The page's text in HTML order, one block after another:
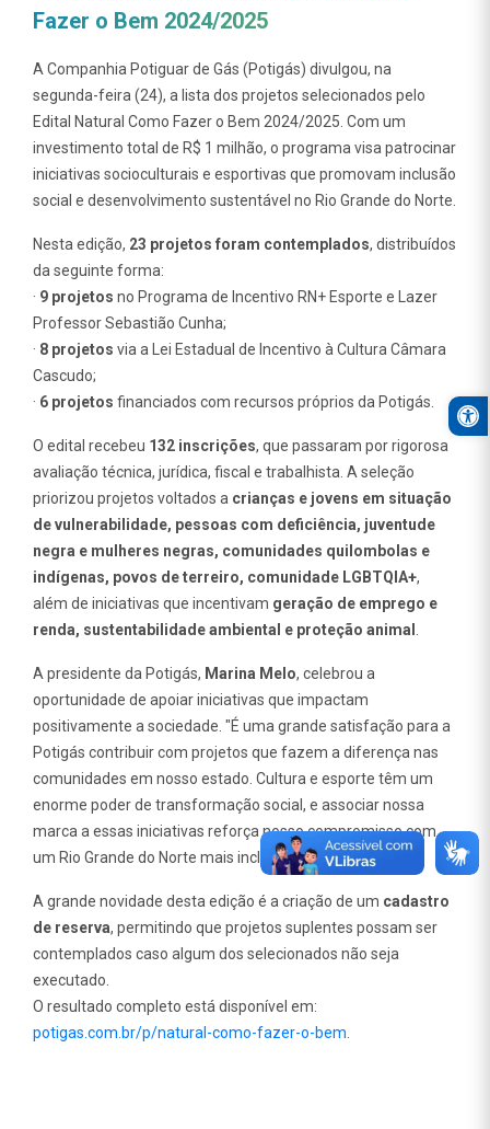
Fazer o Bem 2024/2025
A Companhia Potiguar de Gás (Potigás) divulgou, na
segunda-feira (24), a lista dos projetos selecionados pelo
Edital Natural Como Fazer o Bem 2024/2025. Com um
investimento total de R$ 1 milhão, o programa visa patrocinar
iniciativas socioculturais e esportivas que promovam inclusão
social e desenvolvimento sustentável no Rio Grande do Norte.
Nesta edição, 23 projetos foram contemplados, distribuídos
da seguinte forma:
· 9 projetos no Programa de Incentivo RN+ Esporte e Lazer
Professor Sebastião Cunha;
· 8 projetos via a Lei Estadual de Incentivo à Cultura Câmara
Cascudo;
· 6 projetos financiados com recursos próprios da Potigás.
O edital recebeu 132 inscrições, que passaram por rigorosa
avaliação técnica, jurídica, fiscal e trabalhista. A seleção
priorizou projetos voltados a crianças e jovens em situação
de vulnerabilidade, pessoas com deficiência, juventude
negra e mulheres negras, comunidades quilombolas e
indígenas, povos de terreiro, comunidade LGBTQIA+,
além de iniciativas que incentivam geração de emprego e
renda, sustentabilidade ambiental e proteção animal
A presidente da Potigás, Marina Melo, celebrou a
oportunidade de apoiar iniciativas que impactam
positivamente a sociedade. "É uma grande satisfação para a
Potigás contribuir com projetos que fazem a diferença nas
comunidades em nosso estado. Cultura e esporte têm um
enorme poder de transformação social, e associar nossa
marca a essas iniciativas reforça nosso compromisso com
um Rio Grande do Norte mais inclusivo e sustentável."
A grande novidade desta edição é a criação de um cadastro
de reserva, permitindo que projetos suplentes possam ser
contemplados caso algum dos selecionados não seja
executado.
O resultado completo está disponível em:
potigas.com.br/p/natural-como-fazer-o-bem